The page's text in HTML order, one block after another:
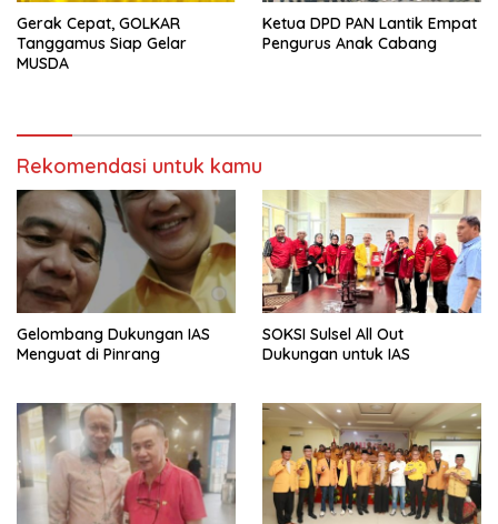
Gerak Cepat, GOLKAR
Tanggamus Siap Gelar
MUSDA
Ketua DPD PAN Lantik Empat
Pengurus Anak Cabang
Rekomendasi untuk kamu
Gelombang Dukungan IAS
Menguat di Pinrang
SOKSI Sulsel All Out
Dukungan untuk IAS